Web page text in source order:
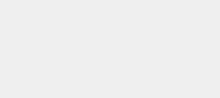
Hattı
410 0500
Müdürlük